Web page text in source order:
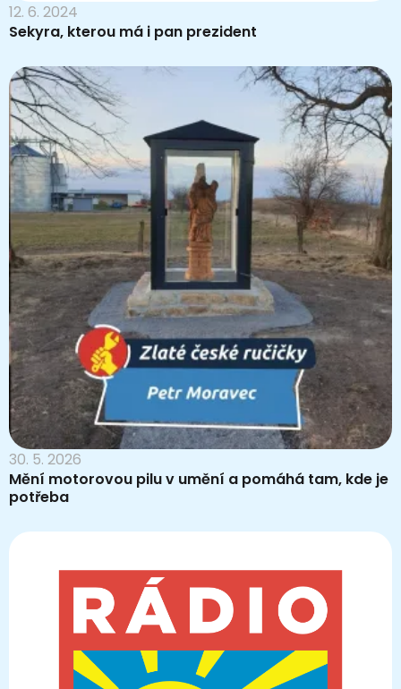
12. 6. 2024
Sekyra, kterou má i pan prezident
30. 5. 2026
Mění motorovou pilu v umění a pomáhá tam, kde je
potřeba